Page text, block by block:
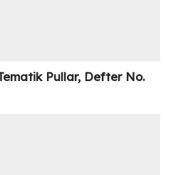
Pullar, Defter No.